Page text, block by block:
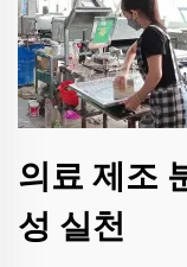
의료 제조
성 실천